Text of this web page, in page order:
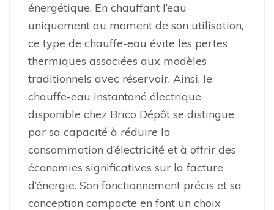
énergétique. En chauffant l’eau
uniquement au moment de son utilisation,
ce type de chauffe-eau évite les pertes
thermiques associées aux modèles
traditionnels avec réservoir. Ainsi, le
chauffe-eau instantané électrique
disponible chez Brico Dépôt se distingue
par sa capacité à réduire la
consommation d’électricité et à offrir des
économies significatives sur la facture
d’énergie. Son fonctionnement précis et sa
conception compacte en font un choix